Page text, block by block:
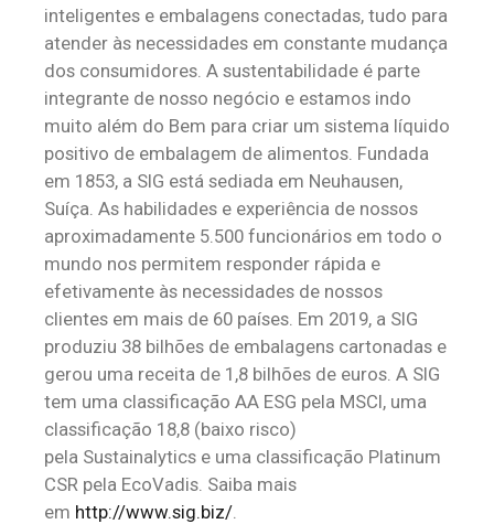
inteligentes e embalagens conectadas, tudo para
atender às necessidades em constante mudança
dos consumidores. A sustentabilidade é parte
integrante de nosso negócio e estamos indo
muito além do Bem para criar um sistema líquido
positivo de embalagem de alimentos. Fundada
em 1853, a SIG está sediada em Neuhausen,
Suíça. As habilidades e experiência de nossos
aproximadamente 5.500 funcionários em todo o
mundo nos permitem responder rápida e
efetivamente às necessidades de nossos
clientes em mais de 60 países. Em 2019, a SIG
produziu 38 bilhões de embalagens cartonadas e
gerou uma receita de 1,8 bilhões de euros. A SIG
tem uma classificação AA ESG pela MSCI, uma
classificação 18,8 (baixo risco)
pela Sustainalytics e uma classificação Platinum
CSR pela EcoVadis. Saiba mais
em http://www.sig.biz/.